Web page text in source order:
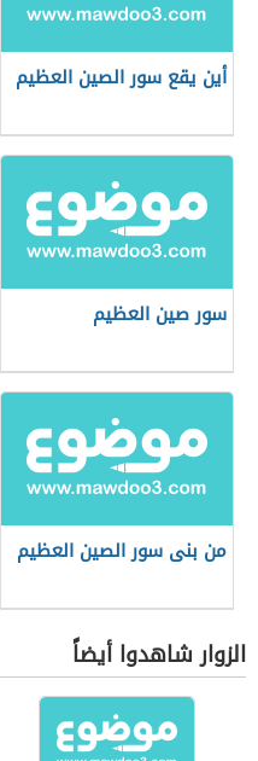
أين يقع سور الصين العظيم
سور صين العظيم
من بنى سور الصين العظيم
الزوار شاهدوا أيضاً